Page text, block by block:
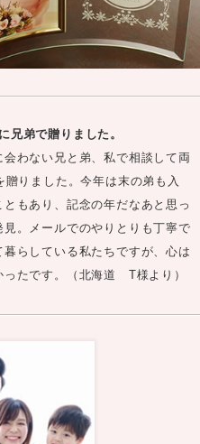
兄弟で贈りました。
わない兄と弟、私で相談して両
りました。今年は末の弟も入
もあり、記念の年だなあと思っ
。メールでのやりとりも丁寧で
らしている私たちですが、心は
たです。（北海道 T様より）